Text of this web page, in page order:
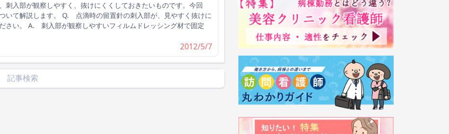
刺入部が観察しやすく、抜けにくくしておきたいものです。今回
いて解説します。 Q. 点滴時の留置針の刺入部が、見やすく抜けに
さい。 A. 刺入部が観察しやすいフィルムドレッシング材で固定
2012/5/7